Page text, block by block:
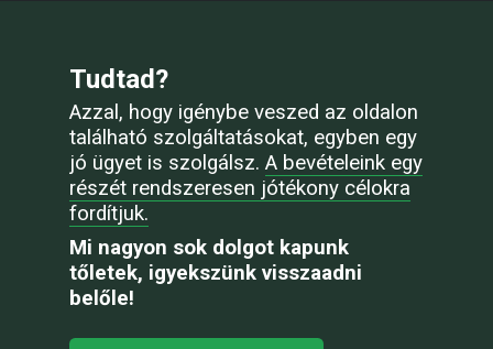
Tudtad?
Azzal, hogy igénybe veszed az oldalon
található szolgáltatásokat, egyben egy
jó ügyet is szolgálsz. A bevételeink egy
részét rendszeresen jótékony célokra
fordítjuk.
Mi nagyon sok dolgot kapunk
tőletek, igyekszünk visszaadni
belőle!